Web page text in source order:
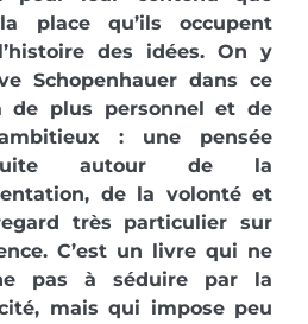
place qu’ils occupent
des idées. On y
Schopenhauer dans ce
de plus personnel et de
: une pensée
autour de la
de la volonté et
très particulier sur
C’est un livre qui ne
pas à séduire par la
mais qui impose peu